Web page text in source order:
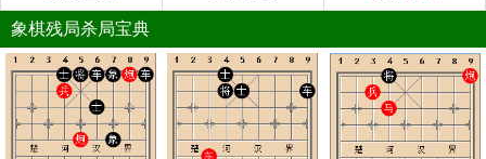
象棋残局杀局宝典